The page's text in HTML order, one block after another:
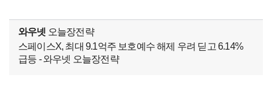
와우넷 오늘장전략
스페이스X, 최대 9.1억주 보호예수 해제 우려 딛고 6.14%
급등 - 와우넷 오늘장전략